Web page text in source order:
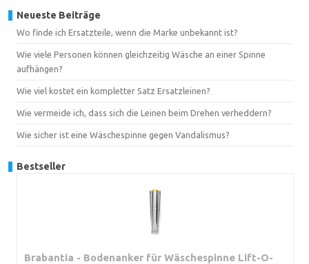
Neueste Beiträge
Wo finde ich Ersatzteile, wenn die Marke unbekannt ist?
Wie viele Personen können gleichzeitig Wäsche an einer Spinne
aufhängen?
Wie viel kostet ein kompletter Satz Ersatzleinen?
Wie vermeide ich, dass sich die Leinen beim Drehen verheddern?
Wie sicher ist eine Wäschespinne gegen Vandalismus?
Bestseller
Brabantia - Bodenanker für Wäschespinne Lift-O-